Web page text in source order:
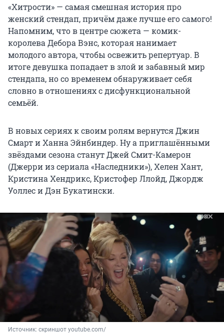
«Хитрости» — самая смешная история про
женский стендап, причём даже лучше его самого!
Напомним, что в центре сюжета — комик-
королева Дебора Вэнс, которая нанимает
молодого автора, чтобы освежить репертуар. В
итоге девушка попадает в злой и забавный мир
стендапа, но со временем обнаруживает себя
словно в отношениях с дисфункциональной
семьёй.
В новых сериях к своим ролям вернутся Джин
Смарт и Ханна Эйнбиндер. Ну а приглашёнными
звёздами сезона станут Джей Смит-Камерон
(Джерри из сериала «Наследники»), Хелен Хант,
Кристина Хендрикс, Кристофер Ллойд, Джордж
Уоллес и Дэн Букатински.
Источник: скриншот youtube.com/